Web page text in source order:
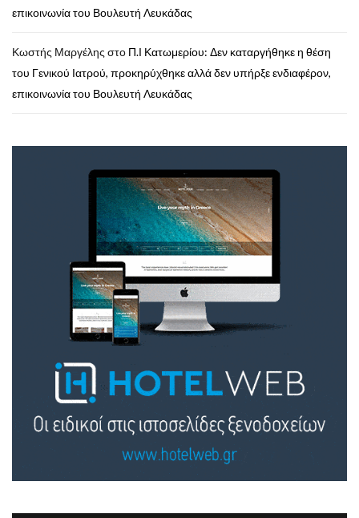
επικοινωνία του Βουλευτή Λευκάδας
Κωστής Μαργέλης στο Π.Ι Κατωμερίου: Δεν καταργήθηκε η θέση
του Γενικού Ιατρού, προκηρύχθηκε αλλά δεν υπήρξε ενδιαφέρον,
επικοινωνία του Βουλευτή Λευκάδας